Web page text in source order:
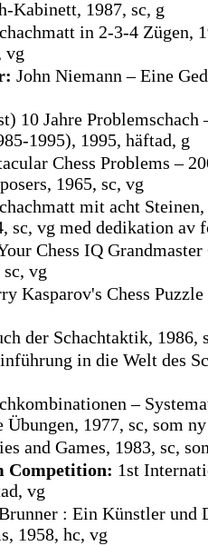
Kabinett, 1987, sc, g
in 2-3-4 Zügen,
vg
John Niemann – Eine
10 Jahre Problemschach
1995), 1995, häftad, g
Chess Problems –
1965, sc, vg
mit acht
sc, vg med dedikation av
Chess IQ
vg
Kasparov's Chess
der Schachtaktik, 1986,
in die Welt des
–
Übungen, 1977, sc, som ny
and Games, 1983, sc,
Competition: 1st
vg
: Ein Künstler und
1958, hc, vg